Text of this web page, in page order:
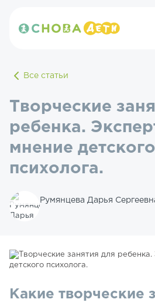
Все статьи
Творческие
ребенка.
мнение детского
психолога.
Румянцева Дарья
Какие творческие